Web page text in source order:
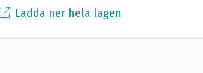
Ladda ner hela lagen